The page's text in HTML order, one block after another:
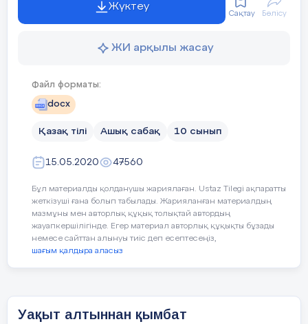
ІІ тур. Сұрақтарға жауап беру.
1.Ойыл да Қиыл,
Жем, Сағыз,
Қайран саланың
ай,
Ақ шалмалы
пірлердің
Мешітке жаққан
шамдары-ай!
Жүктеу
Сақтау Бөлісу
ЖИ арқылы жасау
Файл форматы:
docx
Қазақ тілі Ашық сабақ 10 сынып
15.05.2020 47560
Бұл материалды қолданушы жариялаған. Ustaz Tilegi ақпаратты
жеткізуші ғана болып табылады. Жарияланған материалдың
мазмұны мен авторлық құқық толықтай автордың
жауапкершілігінде. Егер материал авторлық құқықты бұзады
немесе сайттан алынуы тиіс деп есептесеңіз,
шағым қалдыра аласыз
Уақыт алтыннан қымбат